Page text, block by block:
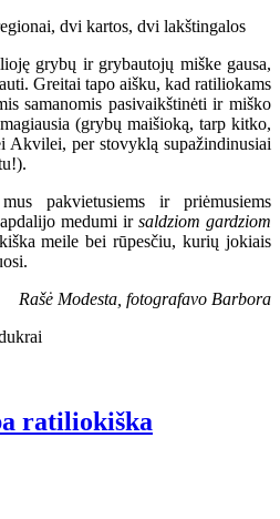
grybų ir grybautojų miške gausa,
Greitai tapo aišku, kad ratiliokams
samanomis pasivaikštinėti ir miško
(grybų maišioką, tarp kitko,
Akvilei, per stovyklą supažindinusiai
pakvietusiems ir priėmusiems
medumi ir saldziom gardziom
meile bei rūpesčiu, kurių jokiais
Rašė Modesta, fotografavo Barbora
ratiliokiška